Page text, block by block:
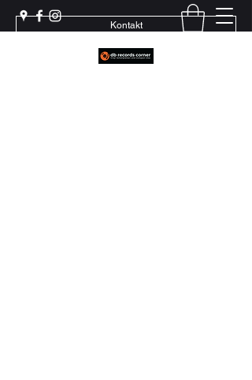
Kontakt